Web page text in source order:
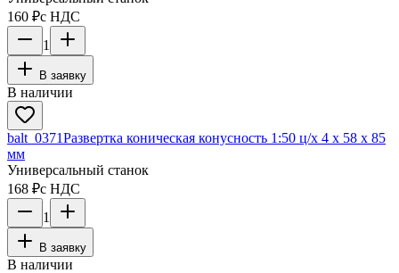
160 ₽с НДС
1
В заявку
В наличии
balt_0371Развертка коническая конусность 1:50 ц/х 4 х 58 х 85
мм
Универсальный станок
168 ₽с НДС
1
В заявку
В наличии